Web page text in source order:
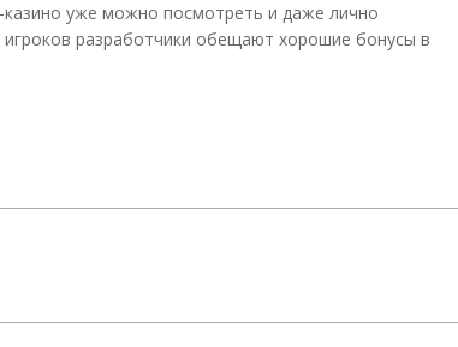
уже можно посмотреть и даже лично
разработчики обещают хорошие бонусы в